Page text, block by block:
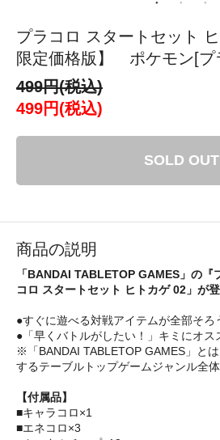
プラコロ スタートセット
限定価格版】 ポケモン[プ
499円(税込)
499円(税込)
SOLD OUT
商品の説明
「BANDAI TABLETOP GAMES」の『
コロ スタートセット ヒトカゲ 02」が登
●すぐに遊べる対戦アイテムが全部そろ
●「早くバトルがしたい！」キミにオス
※「BANDAI TABLETOP GAMES」と
するテーブルトップゲームジャンル全体
【付属品】
■キャラコロ×1
■エネコロ×3